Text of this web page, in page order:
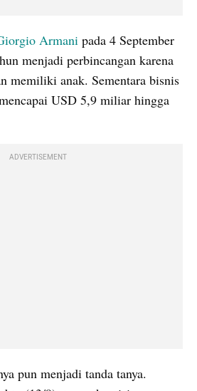
Armani pada 4 September
menjadi perbincangan karena
memiliki anak. Sementara bisnis
USD 5,9 miliar hingga
ADVERTISEMENT
pun menjadi tanda tanya.